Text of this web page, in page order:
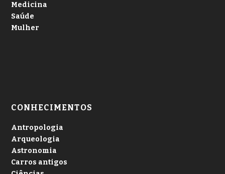
Medicina
Saúde
Mulher
CONHECIMENTOS
Antropologia
Arqueologia
Astronomia
Carros antigos